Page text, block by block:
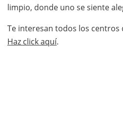
limpio, donde uno se siente
Te interesan todos los centros
Haz click aquí.